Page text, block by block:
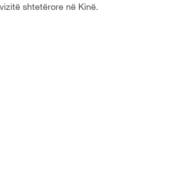
shtetërore në Kinë.